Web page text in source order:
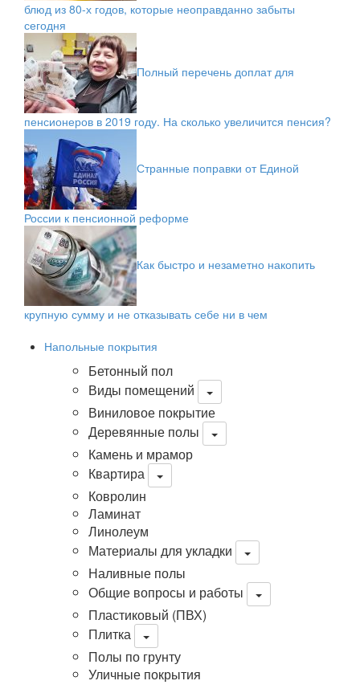
блюд из 80-х годов, которые неоправданно забыты
сегодня
Полный перечень доплат для
пенсионеров в 2019 году. На сколько увеличится пенсия?
Странные поправки от Единой
России к пенсионной реформе
Как быстро и незаметно накопить
крупную сумму и не отказывать себе ни в чем
Напольные покрытия
Бетонный пол
Виды помещений
Виниловое покрытие
Деревянные полы
Камень и мрамор
Квартира
Ковролин
Ламинат
Линолеум
Материалы для укладки
Наливные полы
Общие вопросы и работы
Пластиковый (ПВХ)
Плитка
Полы по грунту
Уличные покрытия